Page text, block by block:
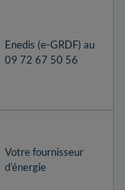
Enedis (e-GRDF) au
09 72 67 50 56
Votre fournisseur
d’énergie